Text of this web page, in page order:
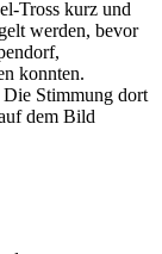
Tross kurz und
werden, bevor
konnten.
Stimmung dort
dem Bild